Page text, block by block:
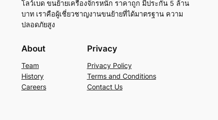
โลว์เบด ขนย้ายเครื่องจักรหนัก ราคาถูก มีประกัน 5 ล้าน
บาท เราคือผู้เชี่ยวชาญงานขนย้ายที่ได้มาตรฐาน ความ
ปลอดภัยสูง
About
Team
History
Careers
Privacy
Privacy Policy
Terms and Conditions
Contact Us